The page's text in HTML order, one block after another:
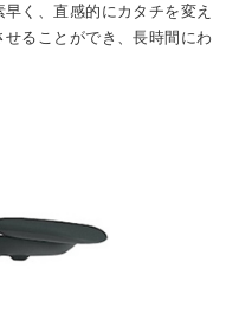
く、直感的にカタチを変え
ることができ、長時間にわ